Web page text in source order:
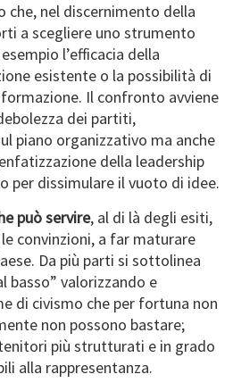
che, nel discernimento della
a scegliere uno strumento
l’efficacia della
esistente o la possibilità di
Il confronto avviene
dei partiti,
piano organizzativo ma anche
della leadership
per dissimulare il vuoto di idee.
può servire, al di là degli esiti,
convinzioni, a far maturare
Da più parti si sottolinea
basso” valorizzando e
di civismo che per fortuna non
non possono bastare;
più strutturati e in grado
alla rappresentanza.